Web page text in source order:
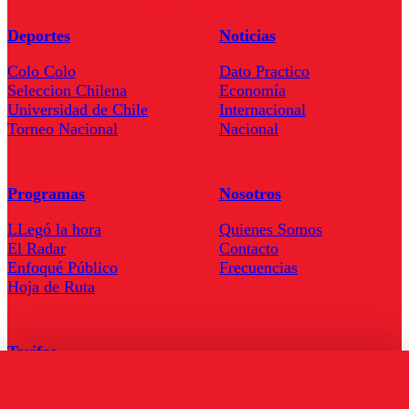
Deportes
Colo Colo
Seleccion Chilena
Universidad de Chile
Torneo Nacional
Noticias
Dato Practico
Economía
Internacional
Nacional
Programas
LLegó la hora
El Radar
Enfoqué Público
Hoja de Ruta
Nosotros
Quienes Somos
Contacto
Frecuencias
Tarifas